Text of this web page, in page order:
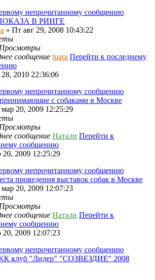
непрочитанному сообщению
В РИНГЕ
» Пт авг 29, 2008 10:43:22
Просмотры
сообщение tuara Перейти к последнему
2010 22:36:06
непрочитанному сообщению
с собаками в Москве
20, 2009 12:25:29
Просмотры
сообщение Натали Перейти к
сообщению
2009 12:25:29
непрочитанному сообщению
проведения выставок собак в Москве
20, 2009 12:07:23
Просмотры
сообщение Натали Перейти к
сообщению
2009 12:07:23
непрочитанному сообщению
клуб "Лидер" "СОЗВЕЗДИЕ" 2008